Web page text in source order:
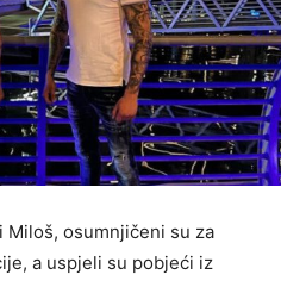
Miloš, osumnjičeni su za
a uspjeli su pobjeći iz